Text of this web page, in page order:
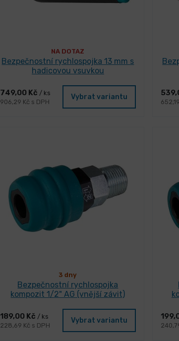
NA DOTAZ
Bezpečnostní rychlospojka 13 mm s
hadicovou vsuvkou
749,00 Kč / ks
906,29 Kč s DPH
Vybrat variantu
3 dny
Bezpečnostní rychlospojka
kompozit 1/2" AG (vnější závit)
189,00 Kč / ks
228,69 Kč s DPH
Vybrat variantu